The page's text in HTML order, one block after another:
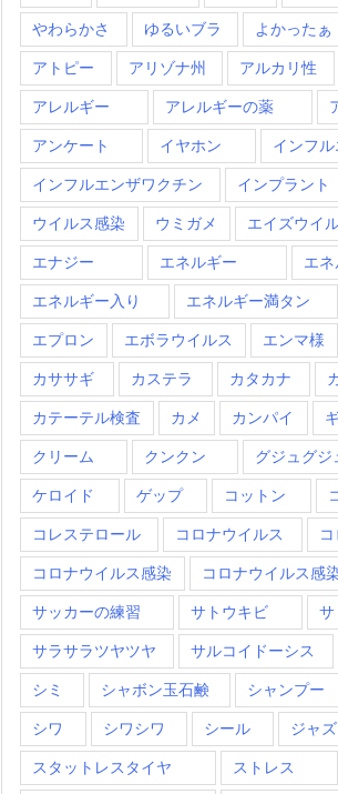
やわらかさ ゆるいブラ よかったぁ
アトピー アリゾナ州 アルカリ性
アレルギー アレルギーの薬
アンケート イヤホン インフ
インフルエンザワクチン インプラント
ウイルス感染 ウミガメ エイズウイ
エナジー エネルギー エ
エネルギー入り エネルギー満タン
エプロン エボラウイルス エンマ様
カササギ カステラ カタカナ
カテーテル検査 カメ カンパイ
クリーム クンクン グジュグジ
ケロイド ゲップ コットン
コレステロール コロナウイルス
コロナウイルス感染 コロナウイルス感
サッカーの練習 サトウキビ サ
サラサラツヤツヤ サルコイドーシス
シミ シャボン玉石鹸 シャンプー
シワ シワシワ シール ジャ
スタットレスタイヤ ストレス